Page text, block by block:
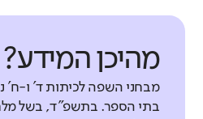
מהיכן המידע?
מבחני השפה לכיתות ד' ו-ח'
בתי הספר. בתשפ"ד, בשל